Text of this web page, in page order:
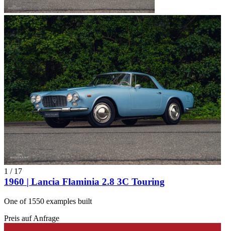
1 / 17
1960 | Lancia Flaminia 2.8 3C Touring
One of 1550 examples built
Preis auf Anfrage